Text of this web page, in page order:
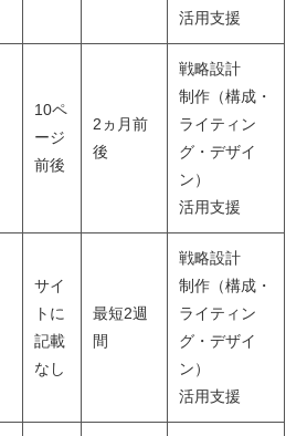
活用支援
10ペ
ージ
前後
2ヵ月前
後
戦略設計
制作（構成・
ライティン
グ・デザイ
ン）
活用支援
サイ
トに
記載
なし
最短2週
間
戦略設計
制作（構成・
ライティン
グ・デザイ
ン）
活用支援